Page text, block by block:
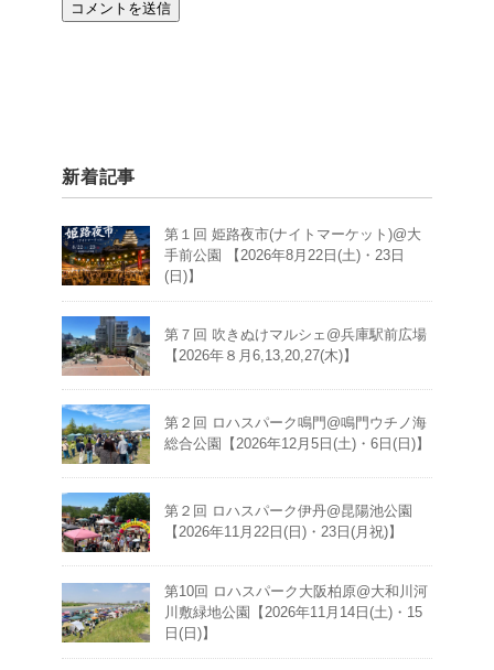
新着記事
第１回 姫路夜市(ナイトマーケット)@大
手前公園 【2026年8月22日(土)・23日
(日)】
第７回 吹きぬけマルシェ@兵庫駅前広場
【2026年８月6,13,20,27(木)】
第２回 ロハスパーク鳴門@鳴門ウチノ海
総合公園【2026年12月5日(土)・6日(日)】
第２回 ロハスパーク伊丹@昆陽池公園
【2026年11月22日(日)・23日(月祝)】
第10回 ロハスパーク大阪柏原@大和川河
川敷緑地公園【2026年11月14日(土)・15
日(日)】